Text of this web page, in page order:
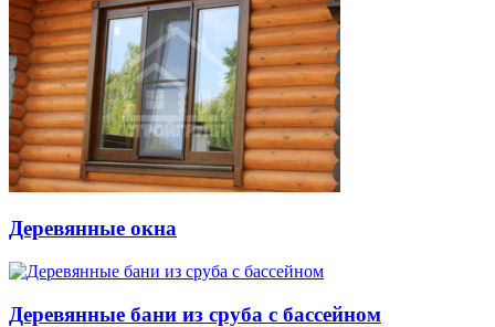
Деревянные окна
Деревянные бани из сруба с бассейном